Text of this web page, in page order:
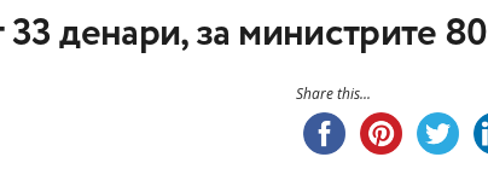
33 денари, за министрите 80
Share this...